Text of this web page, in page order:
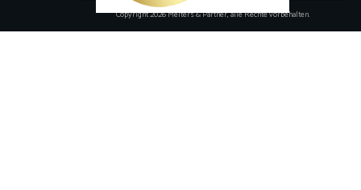
Copyright2026Melters & Partner, alle Rechte vorbehalten.